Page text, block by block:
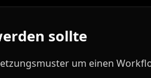
sollte
um einen